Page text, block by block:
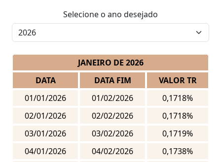
Selecione o ano desejado
JANEIRO DE 2026
DATA
DATA FIM
VALOR TR
01/01/2026
01/02/2026
0,1718%
02/01/2026
02/02/2026
0,1718%
03/01/2026
03/02/2026
0,1719%
04/01/2026
04/02/2026
0,1738%